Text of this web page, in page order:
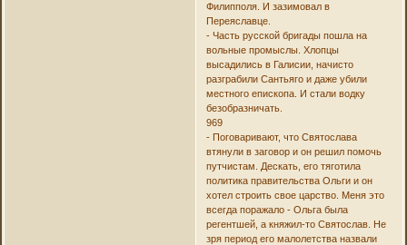
Филипполя. И зазимовал в
Переяславце.
- Часть русской бригады пошла на
вольные промыслы. Хлопцы
высадились в Галисии, начисто
разграбили Сантьяго и даже убили
местного епископа. И стали водку
безобразничать.
969
- Поговаривают, что Святослава
втянули в заговор и он решил помочь
путчистам. Дескать, его тяготила
политика правительства Ольги и он
хотел строить свое царство. Меня это
всегда поражало - Ольга была
регентшей, а княжил-то Святослав. Не
зря период его малолетства назвали